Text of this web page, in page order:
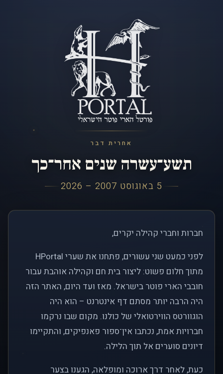
אחרית דבר
תשע־עשרה שנים אחר־כך
5 באוגוסט 2007 – 2026
חברות וחברי קהילה יקרים,
לפני כמעט שני עשורים, פתחנו את שערי HPortal
מתוך חלום פשוט: ליצור בית חם וקהילה אוהבת עבור
חובבי הארי פוטר בישראל. מאז ועד היום, האתר הזה
היה הרבה יותר מסתם דף אינטרנט – הוא היה
הוגוורטס הווירטואלי של כולנו. מקום שבו נרקמו
חברויות אמת, נכתבו אין־ספור פאנפיקים, והתקיימו
דיונים סוערים אל תוך הלילה.
כעת, לאחר דרך ארוכה ומופלאה, הגענו בצער